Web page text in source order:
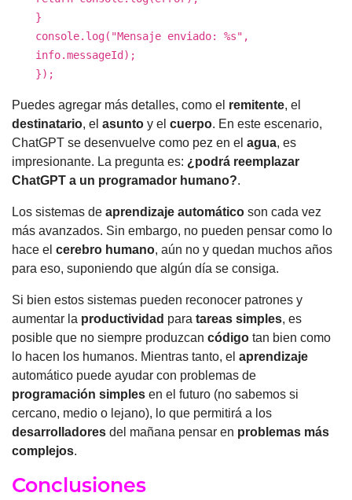
}
console.log("Mensaje enviado: %s",
info.messageId);
});
Puedes agregar más detalles, como el remitente, el
destinatario, el asunto y el cuerpo. En este escenario,
ChatGPT se desenvuelve como pez en el agua, es
impresionante. La pregunta es: ¿podrá reemplazar
ChatGPT a un programador humano?.
Los sistemas de aprendizaje automático son cada vez
más avanzados. Sin embargo, no pueden pensar como lo
hace el cerebro humano, aún no y quedan muchos años
para eso, suponiendo que algún día se consiga.
Si bien estos sistemas pueden reconocer patrones y
aumentar la productividad para tareas simples, es
posible que no siempre produzcan código tan bien como
lo hacen los humanos. Mientras tanto, el aprendizaje
automático puede ayudar con problemas de
programación simples en el futuro (no sabemos si
cercano, medio o lejano), lo que permitirá a los
desarrolladores del mañana pensar en problemas más
complejos.
Conclusiones